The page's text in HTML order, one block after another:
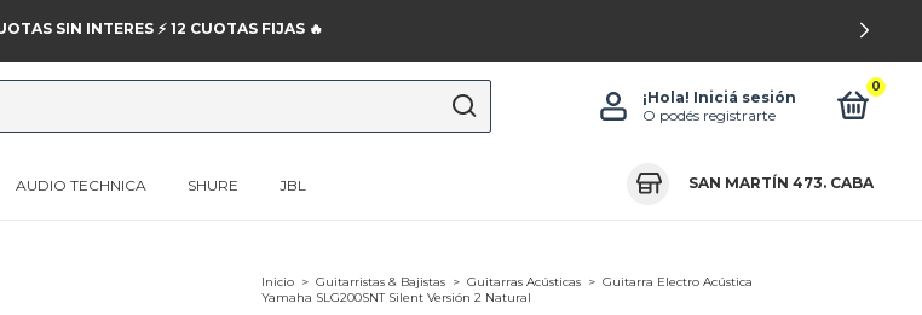
SIN INTERES ⚡️ 12 CUOTAS FIJAS 🔥
¡Hola! Iniciá sesión
O podés registrarte
0
AUDIO TECHNICA SHURE JBL SAN MARTÍN 473. CABA
Inicio > Guitarristas & Bajistas > Guitarras Acústicas > Guitarra Electro Acústica
Yamaha SLG200SNT Silent Versión 2 Natural